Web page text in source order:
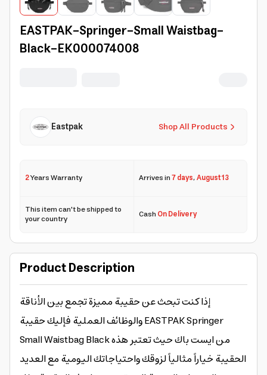
EASTPAK-Springer-Small Waistbag-
Black-EK000074008
Shop All Products
Eastpak
2Years Warranty Arrives in7 days,August 13
This item can't be shipped to
your country CashOn Delivery
Product Description
إذا كنت تبحث عن حقيبة مميزة تجمع بين الأناقة
والوظائف العملية فإليك حقيبة EASTPAK Springer
Small Waistbag Black من ايست باك حيث تعتبر هذه
الحقيبة خياراً مثالياً لزوقك واحتياجاتك اليومية مع العديد